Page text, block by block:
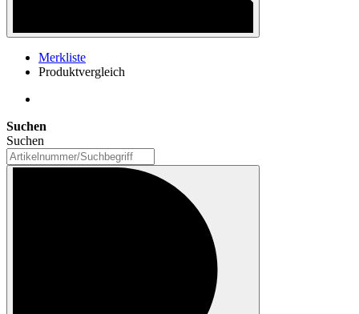
Merkliste
Produktvergleich
Suchen
Suchen